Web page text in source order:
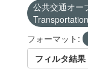
公共交通オー
フォーマット:
フィルタ結果